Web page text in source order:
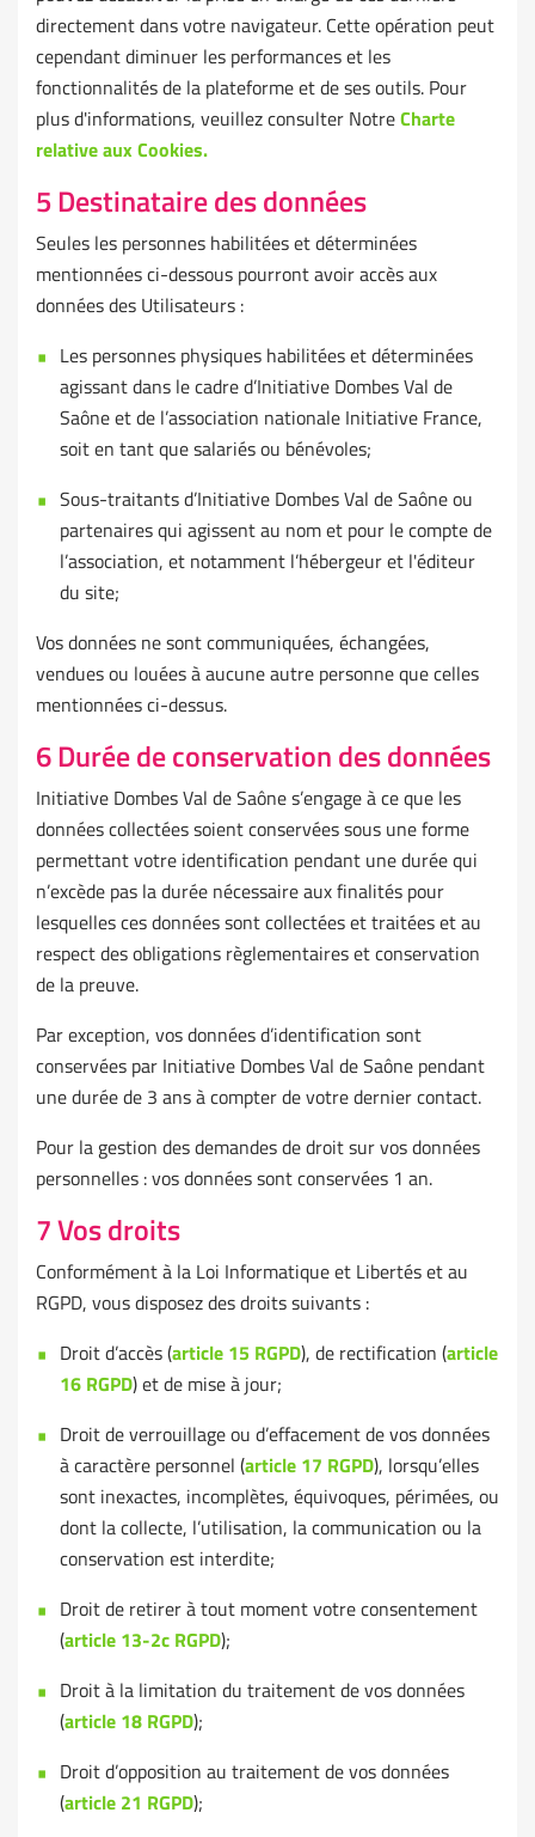
directement dans votre navigateur. Cette opération peut
cependant diminuer les performances et les
fonctionnalités de la plateforme et de ses outils. Pour
plus d'informations, veuillez consulter NotreCharte
relative aux Cookies.
5 Destinataire des données
Seules les personnes habilitées et déterminées
mentionnées ci-dessous pourront avoir accès aux
données des Utilisateurs :
Les personnes physiques habilitées et déterminées
agissant dans le cadre d’Initiative Dombes Val de
Saône et de l’association nationale Initiative France,
soit en tant que salariés ou bénévoles;
Sous-traitants d’Initiative Dombes Val de Saône ou
partenaires qui agissent au nom et pour le compte de
l’association, et notamment l’hébergeur et l'éditeur
du site;
Vos données ne sont communiquées, échangées,
vendues ou louées à aucune autre personne que celles
mentionnées ci-dessus.
6 Durée de conservation des données
Initiative Dombes Val de Saône s’engage à ce que les
données collectées soient conservées sous une forme
permettant votre identification pendant une durée qui
n’excède pas la durée nécessaire aux finalités pour
lesquelles ces données sont collectées et traitées et au
respect des obligations règlementaires et conservation
de la preuve.
Par exception, vos données d’identification sont
conservées par Initiative Dombes Val de Saône pendant
une durée de 3 ans à compter de votre dernier contact.
Pour la gestion des demandes de droit sur vos données
personnelles : vos données sont conservées 1 an.
7 Vos droits
Conformément à la Loi Informatique et Libertés et au
RGPD, vous disposez des droits suivants :
Droit d’accès (article 15 RGPD), de rectification (article
16 RGPD) et de mise à jour;
Droit de verrouillage ou d’effacement de vos données
à caractère personnel (article 17 RGPD), lorsqu’elles
sont inexactes, incomplètes, équivoques, périmées, ou
dont la collecte, l’utilisation, la communication ou la
conservation est interdite;
Droit de retirer à tout moment votre consentement
(article 13-2c RGPD);
Droit à la limitation du traitement de vos données
(article 18 RGPD);
Droit d’opposition au traitement de vos données
(article 21 RGPD);